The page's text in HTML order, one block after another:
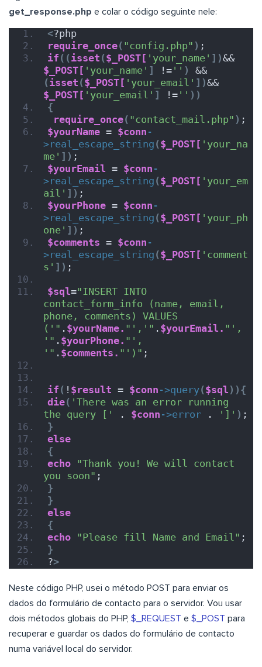
get_response.php e colar o código seguinte nele:
<?php
require_once( "config.php" ) ;
if ((isset ($_POST[ 'your_name' ])
$_POST[ 'your_name' ] != '' )
(isset ($_POST[ 'your_email' ])
$_POST[ 'your_email' ] != '' ))
{
require_once( "contact_mail.php" ) ;
$yourName = $conn -
>real_escape_string ($_POST[ 'your_na
me' ]) ;
$yourEmail = $conn -
>real_escape_string ($_POST[ 'your_em
ail' ]) ;
$yourPhone = $conn -
>real_escape_string ($_POST[ 'your_ph
one' ]) ;
$comments = $conn -
>real_escape_string ($_POST[ 'comment
s' ]) ;
$sql="INSERT INTO
contact_form_info (name, email,
phone, comments) VALUES
('" . $yourName. "','" . $yourEmail. "',
'" . $yourPhone. "',
'" . $comments. "')" ;
if ( ! $result = $conn ->query($sql )){
die( 'There was an error running
the query ['
. $conn ->error . ']' ) ;
}
else
{
echo "Thank you! We will contact
you soon" ;
}
}
else
{
echo "Please fill Name and Email" ;
}
?>
Neste código PHP, usei o método POST para enviar os
dados do formulário de contacto para o servidor. Vou usar
dois métodos globais do PHP, $_REQUEST e $_POST para
recuperar e guardar os dados do formulário de contacto
numa variável local do servidor.